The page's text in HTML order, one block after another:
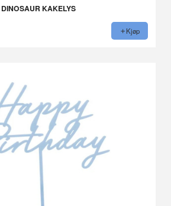
DINOSAUR KAKELYS
Kjøp